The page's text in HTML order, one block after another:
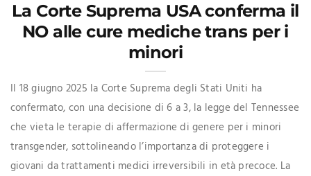
La Corte Suprema USA conferma il
NO alle cure mediche trans per i
minori
Il 18 giugno 2025 la Corte Suprema degli Stati Uniti ha
confermato, con una decisione di 6 a 3, la legge del Tennessee
che vieta le terapie di affermazione di genere per i minori
transgender, sottolineando l’importanza di proteggere i
giovani da trattamenti medici irreversibili in età precoce. La